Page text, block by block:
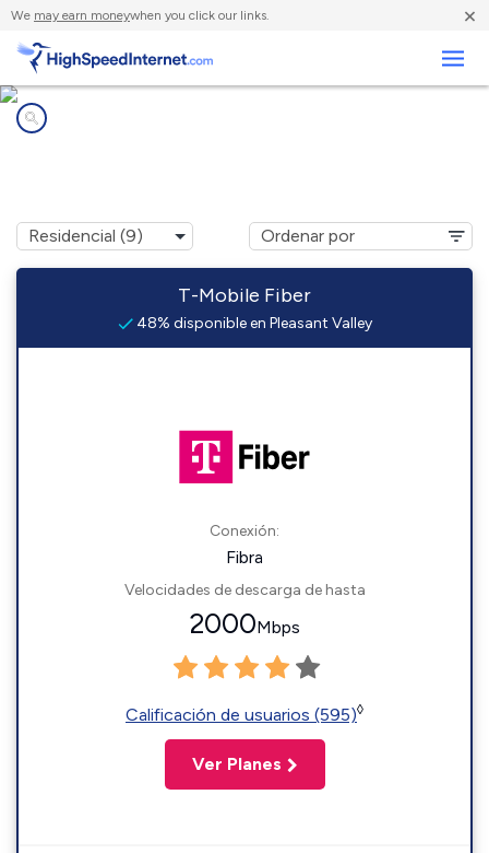
We may earn moneywhen you click our links. ×
T-Mobile Fiber
48% disponible en Pleasant Valley
Conexión:
Fibra
Velocidades de descarga de hasta
2000Mbps
Calificación de usuarios (595)◊
Ver Planes